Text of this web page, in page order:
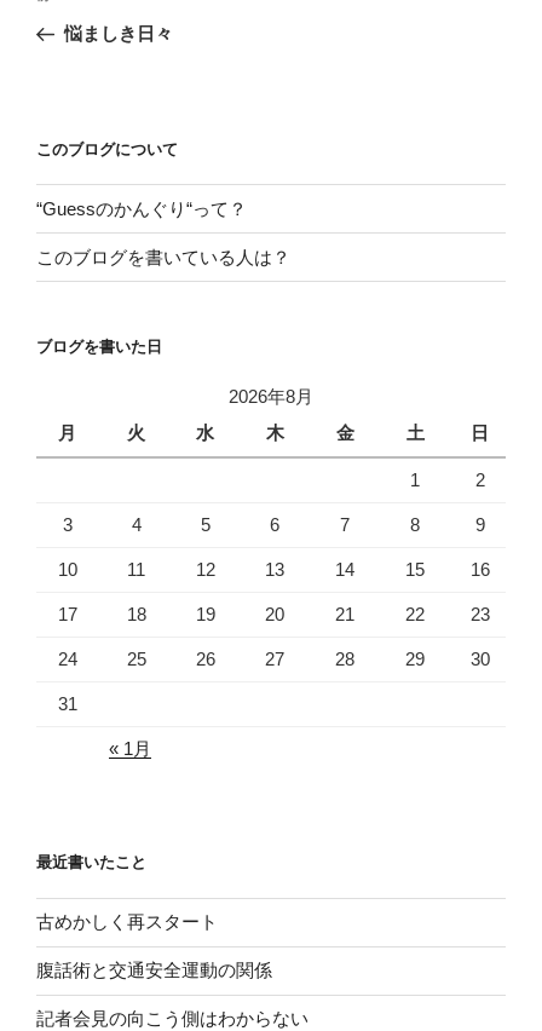
ナ
ー
シ
ョ
ン
の
悩ましき日々
このブログについて
“Guessのかんぐり“って？
このブログを書いている人は？
ブログを書いた日
2026年8月
月
火 水 木 金 土 日
1 2
3 4 5 6 7 8 9
10 11 12 13 14 15 16
17 18 19 20 21 22 23
24 25 26 27 28 29 30
31
« 1月
最近書いたこと
古めかしく再スタート
腹話術と交通安全運動の関係
記者会見の向こう側はわからない